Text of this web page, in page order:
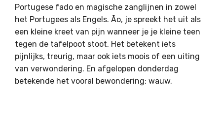
Portugese fado en magische zanglijnen in zowel
het Portugees als Engels. Ão, je spreekt het uit als
een kleine kreet van pijn wanneer je je kleine teen
tegen de tafelpoot stoot. Het betekent iets
pijnlijks, treurig, maar ook iets moois of een uiting
van verwondering. En afgelopen donderdag
betekende het vooral bewondering: wauw.